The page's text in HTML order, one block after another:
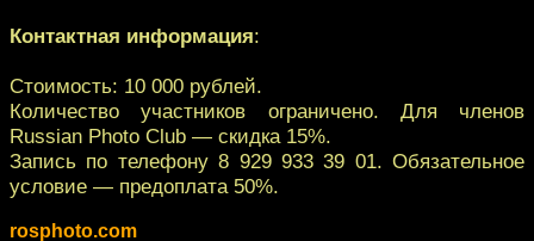
Контактная информация:
Стоимость: 10 000 рублей.
Количество участников ограничено. Для членов
Russian Photo Club — cкидка 15%.
Запись по телефону 8 929 933 39 01. Обязательное
условие — предоплата 50%.
rosphoto.com